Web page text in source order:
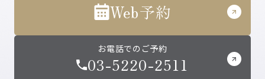
Web予約
お電話でのご予約
03-5220-2511